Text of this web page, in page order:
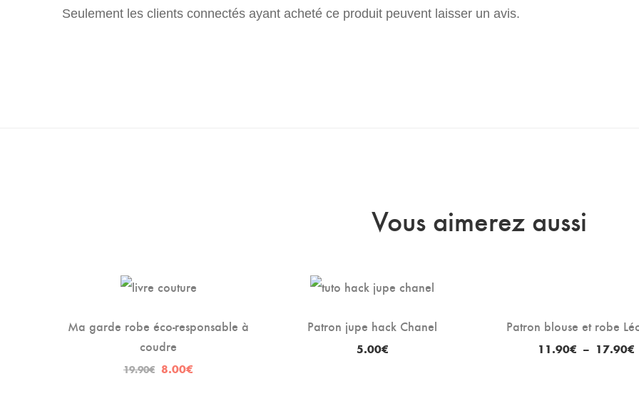
Seulement les clients connectés ayant acheté ce produit peuvent laisser un avis.
Vous aimerez aussi
Ma garde robe éco-responsable à
coudre
19.90€ Le
8.00€
Patron jupe hack Chanel
5.00€
Patron blouse et robe
11.90€ – 17.90€